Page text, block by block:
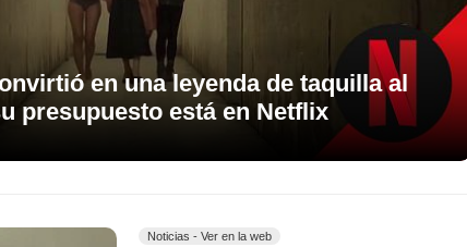
en una leyenda de taquilla al
presupuesto está en Netflix
Noticias - Ver en la web